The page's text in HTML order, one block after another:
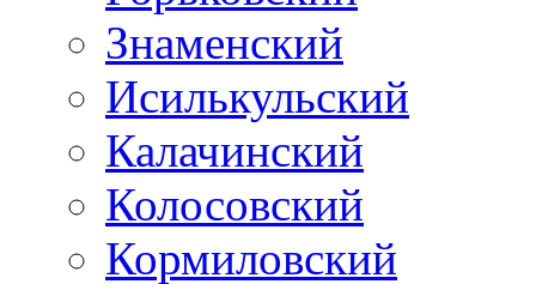
Знаменский
Исилькульский
Калачинский
Колосовский
Кормиловский